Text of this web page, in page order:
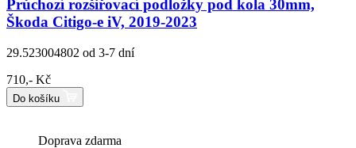
Průchozí rozšiřovací podložky pod kola 30mm,
Škoda Citigo-e iV, 2019-2023
29.523004802 od 3-7 dní
710,- Kč
Do košíku
Doprava zdarma